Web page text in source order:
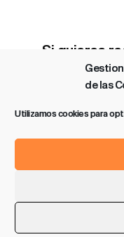
de las
Utilizamos cookies para
Si quieres
nuestros
Política